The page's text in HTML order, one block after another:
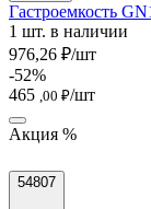
Гастроемкость
1 шт. в наличии
976,26 ₽/шт
-52%
465 ,00 ₽/шт
Акция %
54807